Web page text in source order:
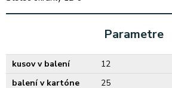
Parametre
kusov v balení
12
balení v kartóne
25